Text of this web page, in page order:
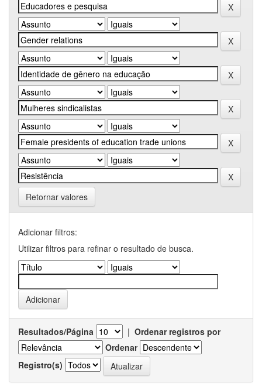
Retornar valores
Adicionar filtros:
Utilizar filtros para refinar o resultado de busca.
Resultados/Página | Ordenar registros por
Ordenar
Registro(s)